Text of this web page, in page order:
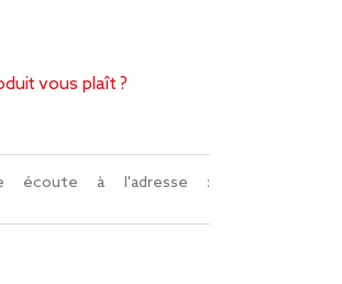
vous plaît ?
écoute à l'adresse :